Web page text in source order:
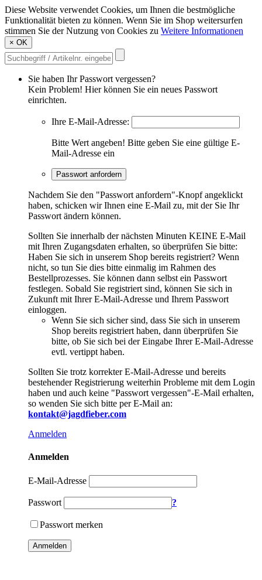
Diese Website verwendet Cookies, um Ihnen die bestmögliche
Funktionalität bieten zu können. Wenn Sie im Shop weitersurfen
stimmen Sie der Nutzung von Cookies zu Weitere Informationen
× OK
Sie haben Ihr Passwort vergessen?
Kein Problem! Hier können Sie ein neues Passwort
einrichten.
Ihre E-Mail-Adresse:
Bitte Wert angeben! Bitte geben Sie eine gültige E-
Mail-Adresse ein
Passwort anfordern
Nachdem Sie den "Passwort anfordern"-Knopf angeklickt
haben, schicken wir Ihnen eine E-Mail zu, mit der Sie Ihr
Passwort ändern können.
Sollten Sie innerhalb der nächsten Minuten KEINE E-Mail
mit Ihren Zugangsdaten erhalten, so überprüfen Sie bitte:
Haben Sie sich in unserem Shop bereits registriert? Wenn
nicht, so tun Sie dies bitte einmalig im Rahmen des
Bestellprozesses. Sie können dann selbst ein Passwort
festlegen. Sobald Sie registriert sind, können Sie sich in
Zukunft mit Ihrer E-Mail-Adresse und Ihrem Passwort
einloggen.
Wenn Sie sich sicher sind, dass Sie sich in unserem
Shop bereits registriert haben, dann überprüfen Sie
bitte, ob Sie sich bei der Eingabe Ihrer E-Mail-Adresse
evtl. vertippt haben.
Sollten Sie trotz korrekter E-Mail-Adresse und bereits
bestehender Registrierung weiterhin Probleme mit dem Login
haben und auch keine "Passwort vergessen"-E-Mail erhalten,
so wenden Sie sich bitte per E-Mail an:
kontakt@jagdfieber.com
Anmelden
Anmelden
E-Mail-Adresse
Passwort ?
Passwort merken
Anmelden